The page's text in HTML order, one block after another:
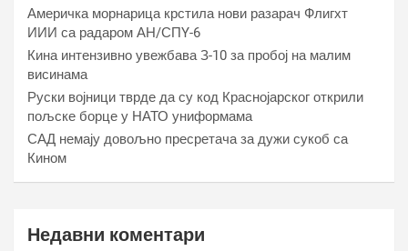
Америчка морнарица крстила нови разарач Флигхт
ИИИ са радаром АН/СПY-6
Кина интензивно увежбава З-10 за пробој на малим
висинама
Руски војници тврде да су код Краснојарског открили
пољске борце у НАТО униформама
САД немају довољно пресретача за дужи сукоб са
Кином
Недавни коментари